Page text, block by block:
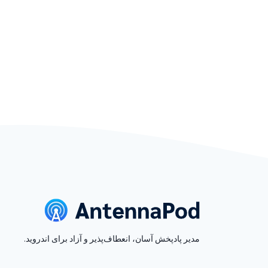
مدیر پادپخش آسان، انعطاف‌پذیر و آزاد برای اندروید.